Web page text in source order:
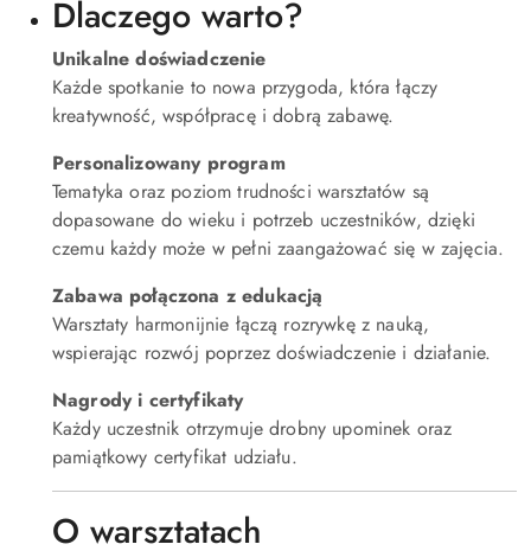
Dlaczego warto?
Unikalne doświadczenie
Każde spotkanie to nowa przygoda, która łączy
kreatywność, współpracę i dobrą zabawę.
Personalizowany program
Tematyka oraz poziom trudności warsztatów są
dopasowane do wieku i potrzeb uczestników, dzięki
czemu każdy może w pełni zaangażować się w zajęcia.
Zabawa połączona z edukacją
Warsztaty harmonijnie łączą rozrywkę z nauką,
wspierając rozwój poprzez doświadczenie i działanie.
Nagrody i certyfikaty
Każdy uczestnik otrzymuje drobny upominek oraz
pamiątkowy certyfikat udziału.
O warsztatach